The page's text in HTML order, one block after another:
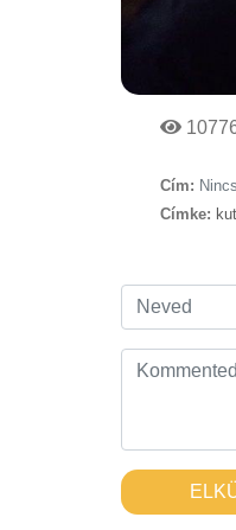
Cím:
Címke: